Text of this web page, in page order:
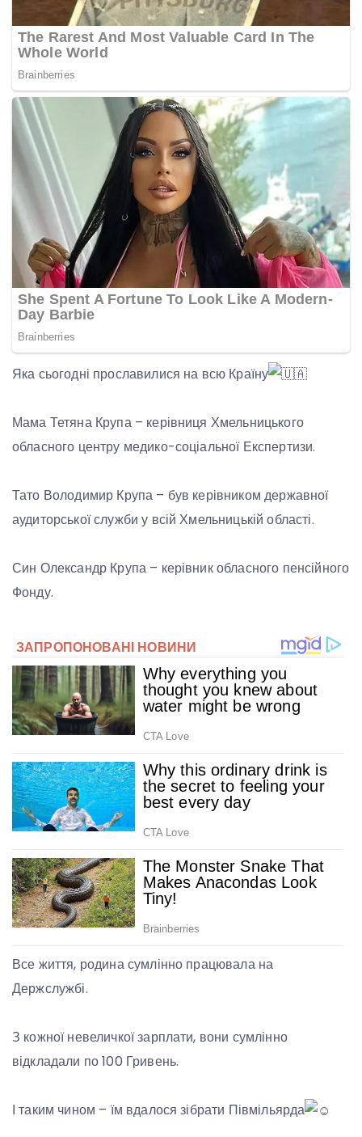
Яка сьогодні прославилися на всю Країну
Мама Тетяна Крупа – керівниця Хмельницького
обласного центру медико-соціальної Експертизи.
Тато Володимир Крупа – був керівником державної
аудиторської служби у всій Хмельницькій області.
Син Олександр Крупа – керівник обласного пенсійного
Фонду.
Все життя, родина сумлінно працювала на
Держслужбі.
З кожної невеличкої зарплати, вони сумлінно
відкладали по 100 Гривень.
І таким чином – їм вдалося зібрати Півмільярда